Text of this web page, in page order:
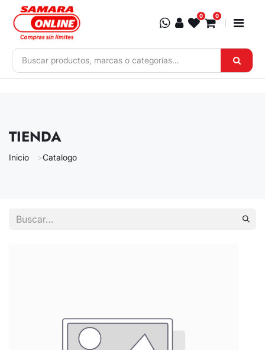
Ir al contenido
0 0
TIENDA
Inicio Catalogo